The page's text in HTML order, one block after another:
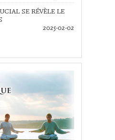
SE RÉVÈLE LE
2025-02-02